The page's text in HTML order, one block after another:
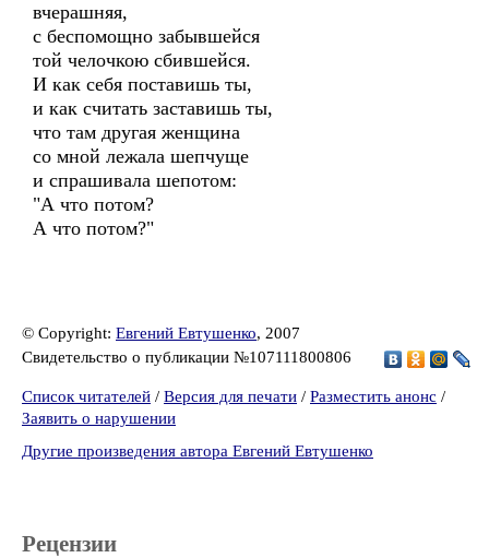
вчерашняя,
с беспомощно забывшейся
той челочкою сбившейся.
И как себя поставишь ты,
и как считать заставишь ты,
что там другая женщина
со мной лежала шепчуще
и спрашивала шепотом:
"А что потом?
А что потом?"
© Copyright: Евгений Евтушенко, 2007
Свидетельство о публикации №107111800806
Список читателей / Версия для печати / Разместить анонс /
Заявить о нарушении
Другие произведения автора Евгений Евтушенко
Рецензии